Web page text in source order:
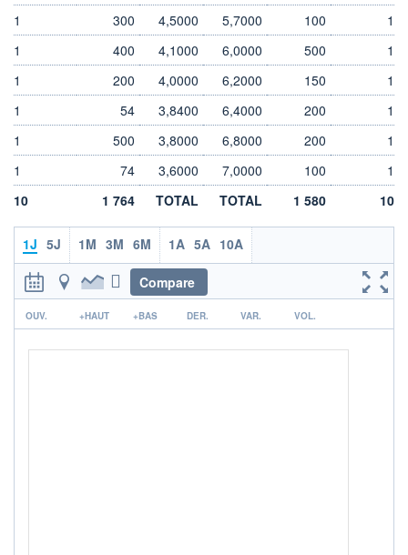
LIMITE À LA LIMITE À LA
HAUSSE
9,9475
RENDEMENT
ESTIMÉ 2026
-
PER ESTIMÉ
2026
-
0,00 EUR
DERNIER
DIVIDENDE
PROCHAIN
DIVIDENDE
ÉLIGIBILITÉ
Non éligible
Boursobank
+ PORTEFEUILLE
1
300 4,5000 5,7000 100
1
1
400 4,1000 6,0000 500
1
1
200 4,0000 6,2000 150
1
1
54 3,8400 6,4000 200
1
1
500 3,8000 6,8000 200
1
1
74 3,6000 7,0000 100
1
10
1 764 TOTAL TOTAL 1 580 10
1J 5J 1M 3M 6M 1A 5A 10A
Compare
r
OUV. +HAUT +BAS DER. VAR. VOL.